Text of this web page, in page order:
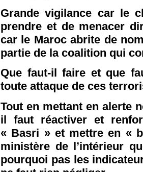
Grande vigilance car le
prendre et de menacer
car le Maroc abrite de
partie de la coalition qui
Que faut-il faire et que
toute attaque de ces
Tout en mettant en alerte
il faut réactiver et
« Basri » et mettre en «
ministère de l’intérieur
pourquoi pas les